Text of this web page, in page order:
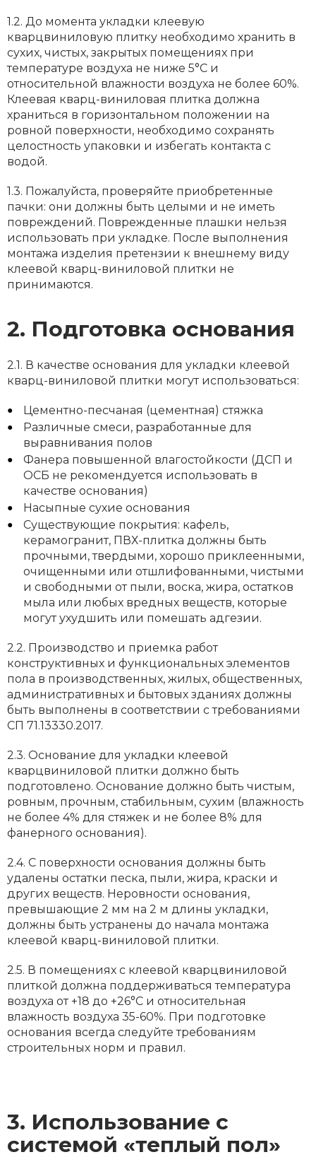
1.2. До момента укладки клеевую
кварцвиниловую плитку необходимо хранить в
сухих, чистых, закрытых помещениях при
температуре воздуха не ниже 5°С и
относительной влажности воздуха не более 60%.
Клеевая кварц-виниловая плитка должна
храниться в горизонтальном положении на
ровной поверхности, необходимо сохранять
целостность упаковки и избегать контакта с
водой.
1.3. Пожалуйста, проверяйте приобретенные
пачки: они должны быть целыми и не иметь
повреждений. Поврежденные плашки нельзя
использовать при укладке. После выполнения
монтажа изделия претензии к внешнему виду
клеевой кварц-виниловой плитки не
принимаются.
2. Подготовка основания
2.1. В качестве основания для укладки клеевой
кварц-виниловой плитки могут использоваться:
Цементно-песчаная (цементная) стяжка
Различные смеси, разработанные для
выравнивания полов
Фанера повышенной влагостойкости (ДСП и
ОСБ не рекомендуется использовать в
качестве основания)
Насыпные сухие основания
Существующие покрытия: кафель,
керамогранит, ПВХ-плитка должны быть
прочными, твердыми, хорошо приклеенными,
очищенными или отшлифованными, чистыми
и свободными от пыли, воска, жира, остатков
мыла или любых вредных веществ, которые
могут ухудшить или помешать адгезии.
2.2. Производство и приемка работ
конструктивных и функциональных элементов
пола в производственных, жилых, общественных,
административных и бытовых зданиях должны
быть выполнены в соответствии с требованиями
СП 71.13330.2017.
2.3. Основание для укладки клеевой
кварцвиниловой плитки должно быть
подготовлено. Основание должно быть чистым,
ровным, прочным, стабильным, сухим (влажность
не более 4% для стяжек и не более 8% для
фанерного основания).
2.4. С поверхности основания должны быть
удалены остатки песка, пыли, жира, краски и
других веществ. Неровности основания,
превышающие 2 мм на 2 м длины укладки,
должны быть устранены до начала монтажа
клеевой кварц-виниловой плитки.
2.5. В помещениях с клеевой кварцвиниловой
плиткой должна поддерживаться температура
воздуха от +18 до +26°С и относительная
влажность воздуха 35-60%. При подготовке
основания всегда следуйте требованиям
строительных норм и правил.
3. Использование с
системой «теплый пол»